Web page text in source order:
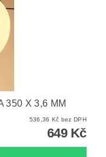
350 X 3,6 MM
536,36 Kč bez DPH
649 Kč